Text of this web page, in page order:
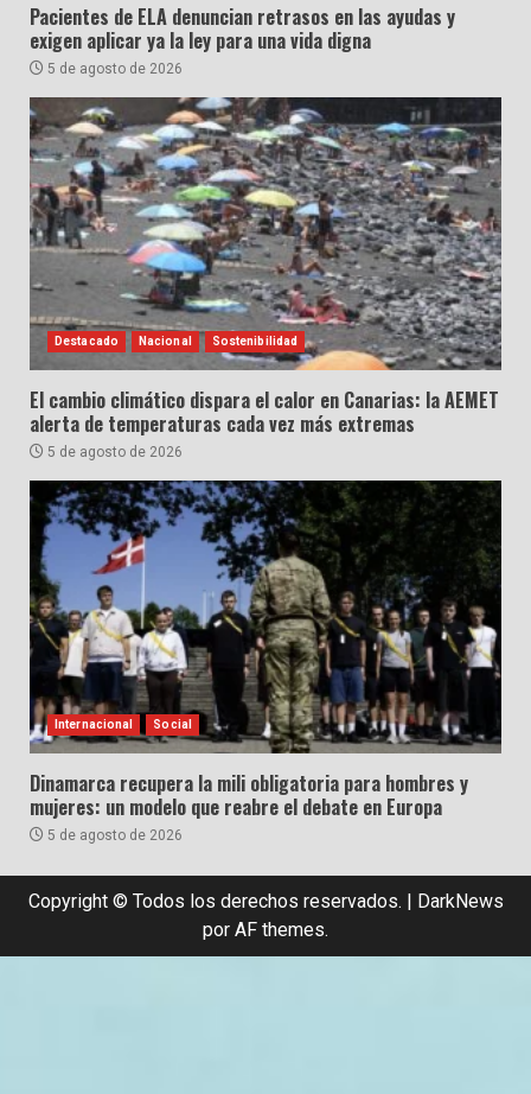
Pacientes de ELA denuncian retrasos en las ayudas y
exigen aplicar ya la ley para una vida digna
5 de agosto de 2026
Destacado Nacional Sostenibilidad
El cambio climático dispara el calor en Canarias: la AEMET
alerta de temperaturas cada vez más extremas
5 de agosto de 2026
Internacional Social
Dinamarca recupera la mili obligatoria para hombres y
mujeres: un modelo que reabre el debate en Europa
5 de agosto de 2026
Copyright © Todos los derechos reservados. | DarkNews
por AF themes.